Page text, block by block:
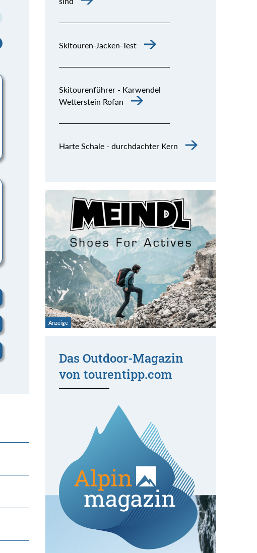
Skitouren-Jacken-Test
Skitourenführer - Karwendel
Wetterstein Rofan
Harte Schale - durchdachter Kern
Das Outdoor-Magazin
von tourentipp.com